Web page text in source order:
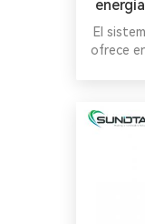
El
ofrece
larga
de